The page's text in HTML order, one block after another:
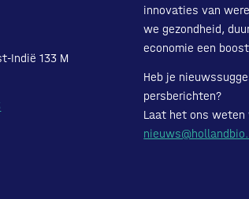
Indië 133 M
innovaties van
we gezondheid,
economie een
Heb je
persberichten?
Laat het ons weten